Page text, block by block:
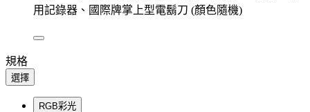
用記錄器、國際牌掌上型電鬍刀 (顏色隨機)
規格
選擇
RGB彩光